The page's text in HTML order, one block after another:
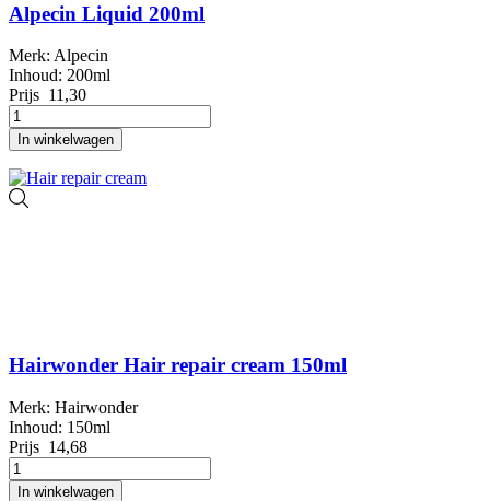
Alpecin Liquid 200ml
Merk: Alpecin
Inhoud: 200ml
Prijs 11,30
In winkelwagen
Hairwonder Hair repair cream 150ml
Merk: Hairwonder
Inhoud: 150ml
Prijs 14,68
In winkelwagen